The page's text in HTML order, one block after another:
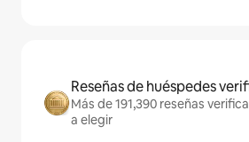
Reseñas de huéspedes
Más de 191,390 reseñas
a elegir